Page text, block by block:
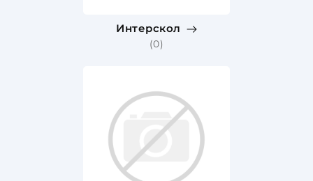
Интерскол
(0)